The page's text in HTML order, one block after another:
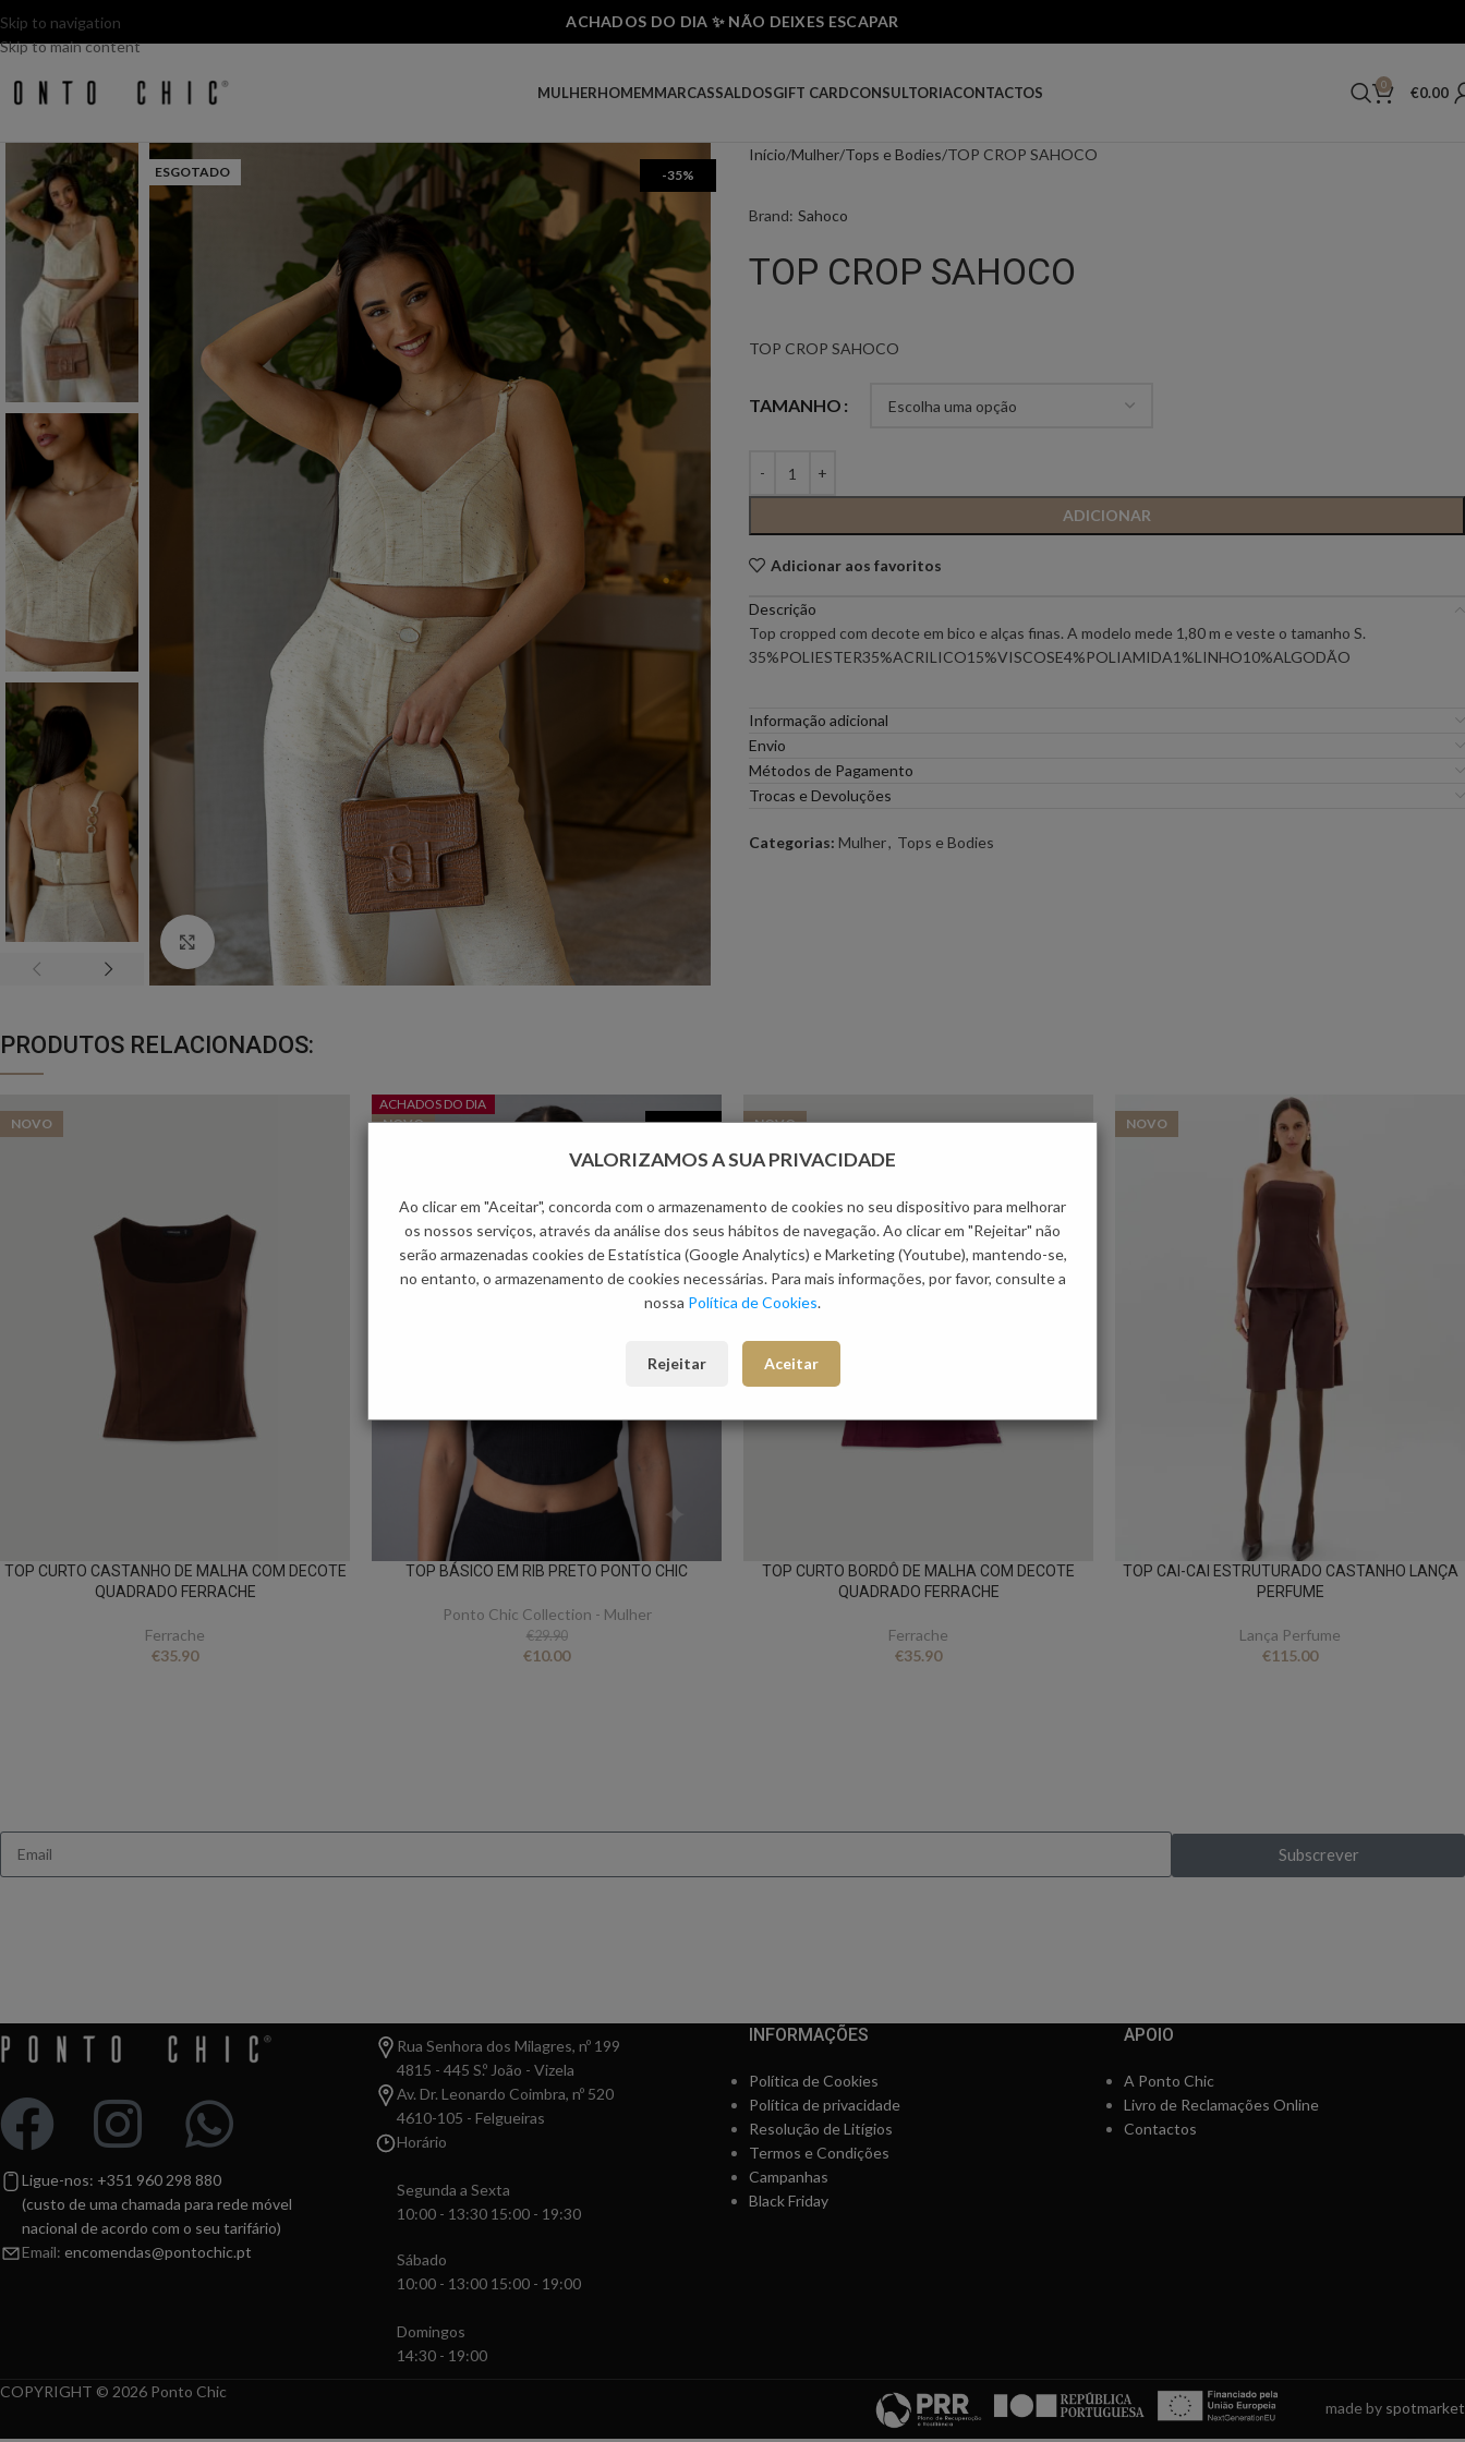
Skip to navigation
Skip to main content
ACHADOS DO DIA ✨ NÃO DEIXES ESCAPAR
MULHERHOMEMMARCAS
PONTO CHIC PREMIUM ANIYE BY
ELEH
LOCOLUXO
SCOTCH & SODA SIMONA
SALDOSGIFT CARDCONSULTORIACONTACTOS 0 €0.00
ESGOTADO -35%
Click to enlarge
Início Mulher Tops e Bodies TOP CROP SAHOCO
Brand: Sahoco
TOP CROP SAHOCO
TOP CROP SAHOCO
TAMANHO
ADICIONAR
Adicionar aos favoritos
Descrição
Top cropped com decote em bico e alças finas. A modelo mede 1,80 m e veste o tamanho S.
35%POLIESTER35%ACRILICO15%VISCOSE4%POLIAMIDA1%LINHO10%ALGODÃO
Informação adicional
Envio
Métodos de Pagamento
Trocas e Devoluções
Categorias: Mulher, Tops e Bodies
PRODUTOS RELACIONADOS:
NOVO
TOP CURTO CASTANHO DE MALHA COM DECOTE
QUADRADO FERRACHE
Ferrache
€35.90
NOVO -66.56%
ACHADOS DO DIA
TOP BÁSICO EM RIB PRETO PONTO CHIC
Ponto Chic Collection - Mulher
€29.90
€10.00
NOVO
TOP CURTO BORDÔ DE MALHA COM DECOTE
QUADRADO FERRACHE
Ferrache
€35.90
NOVO
TOP CAI-CAI ESTRUTURADO CASTANHO LANÇA
PERFUME
Lança Perfume
€115.00
Subscrever
Ligue-nos: +351 960 298 880
(custo de uma chamada para rede móvel
nacional de acordo com o seu tarifário)
Email: encomendas@pontochic.pt
Rua Senhora dos Milagres, nº 199
4815 - 445 S.º João - Vizela
Av. Dr. Leonardo Coimbra, nº 520
4610-105 - Felgueiras
Horário
Segunda a Sexta
10:00 - 13:30 15:00 - 19:30
Sábado
10:00 - 13:00 15:00 - 19:00
Domingos
14:30 - 19:00
INFORMAÇÕES
Política de Cookies
Política de privacidade
Resolução de Litígios
Termos e Condições
Campanhas
Black Friday
APOIO
A Ponto Chic
Livro de Reclamações Online
Contactos
COPYRIGHT © 2026 Ponto Chic
made by spotmarket
VALORIZAMOS A SUA PRIVACIDADE
Ao clicar em "Aceitar", concorda com o armazenamento de cookies no seu dispositivo para melhorar
os nossos serviços, através da análise dos seus hábitos de navegação. Ao clicar em "Rejeitar" não
serão armazenadas cookies de Estatística (Google Analytics) e Marketing (Youtube), mantendo-se,
no entanto, o armazenamento de cookies necessárias. Para mais informações, por favor, consulte a
nossa Política de Cookies.
Rejeitar Aceitar